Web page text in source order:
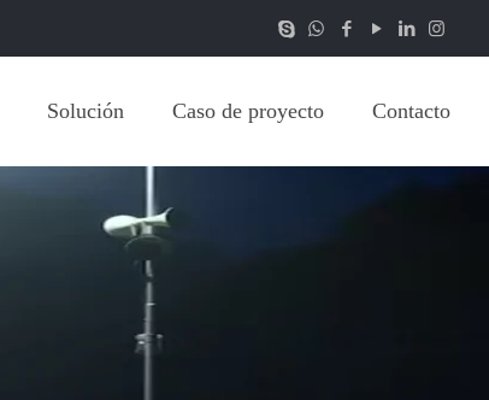
Solución Caso de proyecto Contacto